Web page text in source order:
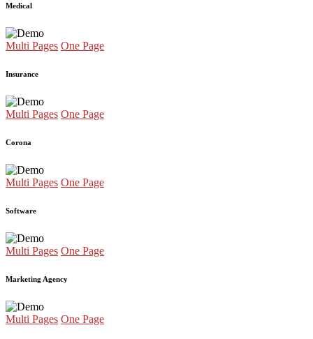
Medical
Multi Pages One Page
Insurance
Multi Pages One Page
Corona
Multi Pages One Page
Software
Multi Pages One Page
Marketing Agency
Multi Pages One Page